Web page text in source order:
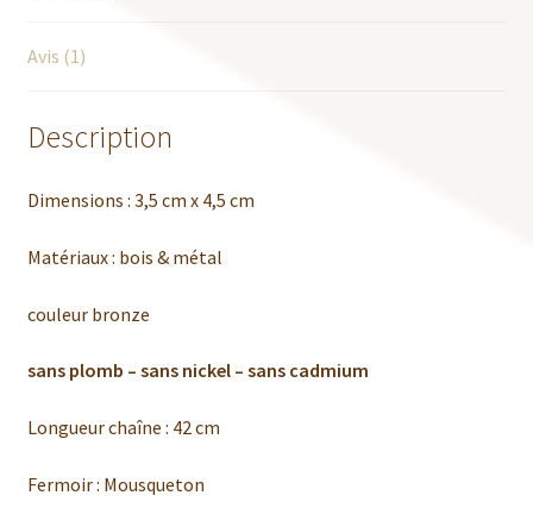
Avis (1)
Description
Dimensions : 3,5 cm x 4,5 cm
Matériaux : bois & métal
couleur bronze
sans plomb – sans nickel – sans cadmium
Longueur chaîne : 42 cm
Fermoir : Mousqueton